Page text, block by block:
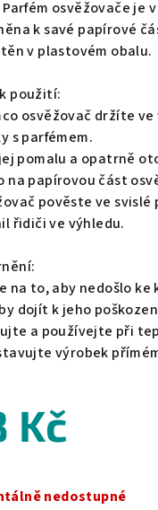
osvěžovače je
k savé papírové
v plastovém obalu.
použití:
osvěžovač držíte
s parfémem.
pomalu a opatrně
na papírovou část
pověste ve
řidiči ve výhledu.
na to, aby nedošlo
dojít k jeho
a používejte při
výrobek
Kč
nedostupné